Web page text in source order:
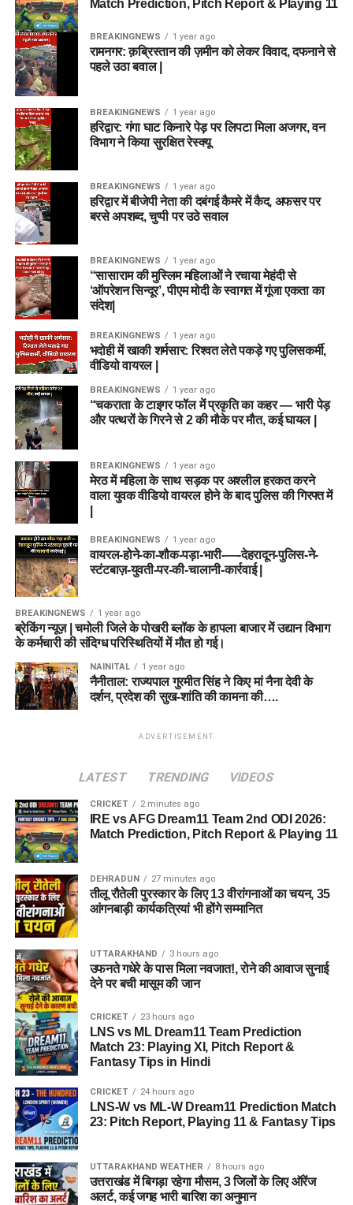
Match Prediction, Pitch Report & Playing 11
BREAKINGNEWS 1 year ago
रामनगर: क़ब्रिस्तान की ज़मीन को लेकर विवाद, दफनाने से
पहले उठा बवाल |
BREAKINGNEWS 1 year ago
हरिद्वार: गंगा घाट किनारे पेड़ पर लिपटा मिला अजगर, वन
विभाग ने किया सुरक्षित रेस्क्यू
BREAKINGNEWS 1 year ago
हरिद्वार में बीजेपी नेता की दबंगई कैमरे में कैद, अफसर पर
बरसे अपशब्द, चुप्पी पर उठे सवाल
BREAKINGNEWS 1 year ago
“सासाराम की मुस्लिम महिलाओं ने रचाया मेहंदी से
‘ऑपरेशन सिन्दूर’, पीएम मोदी के स्वागत में गूंजा एकता का
संदेश|
BREAKINGNEWS 1 year ago
भदोही में खाकी शर्मसार: रिश्वत लेते पकड़े गए पुलिसकर्मी,
वीडियो वायरल |
BREAKINGNEWS 1 year ago
“चकराता के टाइगर फॉल में प्रकृति का कहर — भारी पेड़
और पत्थरों के गिरने से 2 की मौके पर मौत, कई घायल |
BREAKINGNEWS 1 year ago
मेरठ में महिला के साथ सड़क पर अश्लील हरकत करने
वाला युवक वीडियो वायरल होने के बाद पुलिस की गिरफ्त में
BREAKINGNEWS 1 year ago
वायरल-होने-का-शौक-पड़ा-भारी-—-देहरादून-पुलिस-ने-
स्टंटबाज़-युवती-पर-की-चालानी-कार्रवाई |
BREAKINGNEWS 1 year ago
ब्रेकिंग न्यूज़ | चमोली जिले के पोखरी ब्लॉक के हापला बाजार में उद्यान विभाग
के कर्मचारी की संदिग्ध परिस्थितियों में मौत हो गई।
NAINITAL 1 year ago
नैनीताल: राज्यपाल गुरमीत सिंह ने किए मां नैना देवी के
दर्शन, प्रदेश की सुख-शांति की कामना की….
ADVERTISEMENT
LATEST TRENDING VIDEOS
CRICKET 2 minutes ago
IRE vs AFG Dream11 Team 2nd ODI 2026:
Match Prediction, Pitch Report & Playing 11
DEHRADUN 27 minutes ago
तीलू रौतेली पुरस्कार के लिए 13 वीरांगनाओं का चयन, 35
आंगनबाड़ी कार्यकत्रियां भी होंगे सम्मानित
UTTARAKHAND 3 hours ago
उफनते गधेरे के पास मिला नवजात!, रोने की आवाज सुनाई
देने पर बची मासूम की जान
CRICKET 23 hours ago
LNS vs ML Dream11 Team Prediction
Match 23: Playing XI, Pitch Report &
Fantasy Tips in Hindi
CRICKET 24 hours ago
LNS-W vs ML-W Dream11 Prediction Match
23: Pitch Report, Playing 11 & Fantasy Tips
UTTARAKHAND WEATHER 8 hours ago
उत्तराखंड में बिगड़ा रहेगा मौसम, 3 जिलों के लिए ऑरेंज
अलर्ट, कई जगह भारी बारिश का अनुमान